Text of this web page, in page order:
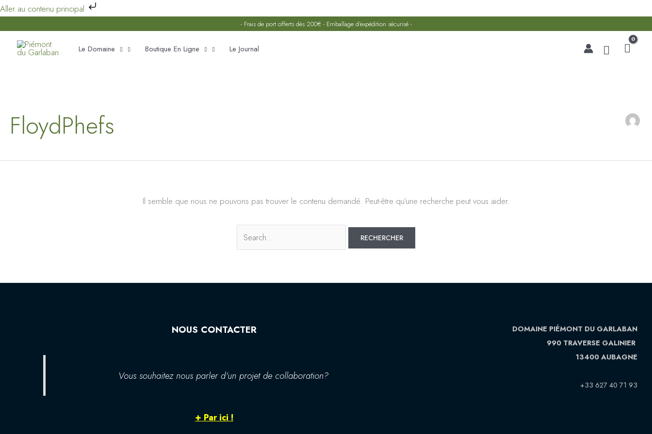
Aller au contenu principal
Aller
- Frais de port offerts dès 200€ - Emballage d'expédition sécurisé -
Le Domaine Boutique En Ligne Le Journal
FloydPhefs
Il semble que nous ne pouvons pas trouver le contenu demandé. Peut-être qu’une recherche peut vous aider.
NOUS CONTACTER
Vous souhaitez nous parler d'un projet de collaboration?
+ Par ici !
DOMAINE PIÉMONT DU GARLABAN
990 TRAVERSE GALINIER
13400 AUBAGNE
+33 627 40 71 93